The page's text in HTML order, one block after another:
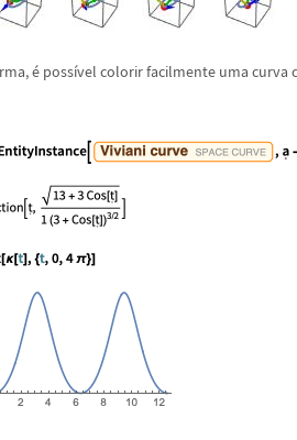
é possível colorir facilmente uma curva